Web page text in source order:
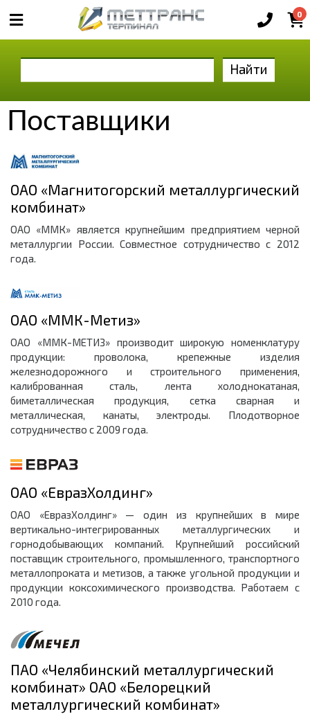
0
Найти
Поставщики
ОАО «Магнитогорский металлургический
комбинат»
ОАО «ММК» является крупнейшим предприятием черной
металлургии России. Совместное сотрудничество с 2012
года.
ОАО «ММК-Метиз»
ОАО «ММК-МЕТИЗ» производит широкую номенклатуру
продукции: проволока, крепежные изделия
железнодорожного и строительного применения,
калиброванная сталь, лента холоднокатаная,
биметаллическая продукция, сетка сварная и
металлическая, канаты, электроды. Плодотворное
сотрудничество с 2009 года.
ОАО «ЕвразХолдинг»
ОАО «ЕвразХолдинг» — один из крупнейших в мире
вертикально-интегрированных металлургических и
горнодобывающих компаний. Крупнейший российский
поставщик строительного, промышленного, транспортного
металлопроката и метизов, а также угольной продукции и
продукции коксохимического производства. Работаем с
2010 года.
ПАО «Челябинский металлургический
комбинат» ОАО «Белорецкий
металлургический комбинат»